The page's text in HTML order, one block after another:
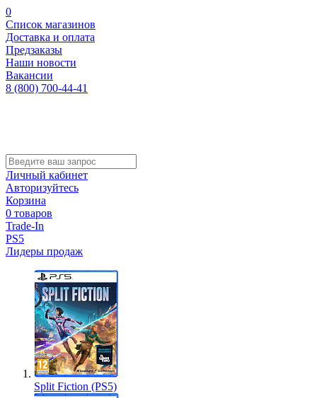
0
Список магазинов
Доставка и оплата
Предзаказы
Наши новости
Вакансии
8 (800) 700-44-41
Личный кабинет
Авторизуйтесь
Корзина
0 товаров
Trade-In
PS5
Лидеры продаж
Split Fiction (PS5)